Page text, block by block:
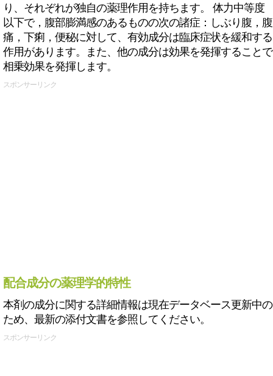
り、それぞれが独自の薬理作用を持ちます。 体力中等度
以下で，腹部膨満感のあるものの次の諸症：しぶり腹，腹
痛，下痢，便秘に対して、有効成分は臨床症状を緩和する
作用があります。また、他の成分は効果を発揮することで
相乗効果を発揮します。
スポンサーリンク
配合成分の薬理学的特性
本剤の成分に関する詳細情報は現在データベース更新中の
ため、最新の添付文書を参照してください。
スポンサーリンク